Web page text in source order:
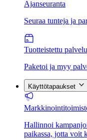
Ajanseuranta
Seuraa tunteja ja
Tuotteistettu palvelu
Paketoi ja myy
Käyttötapaukset
Hallinnoi
paikassa, jotta voit